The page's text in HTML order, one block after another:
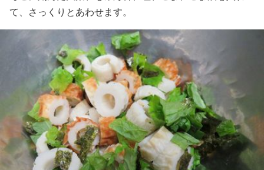
て、さっくりとあわせます。